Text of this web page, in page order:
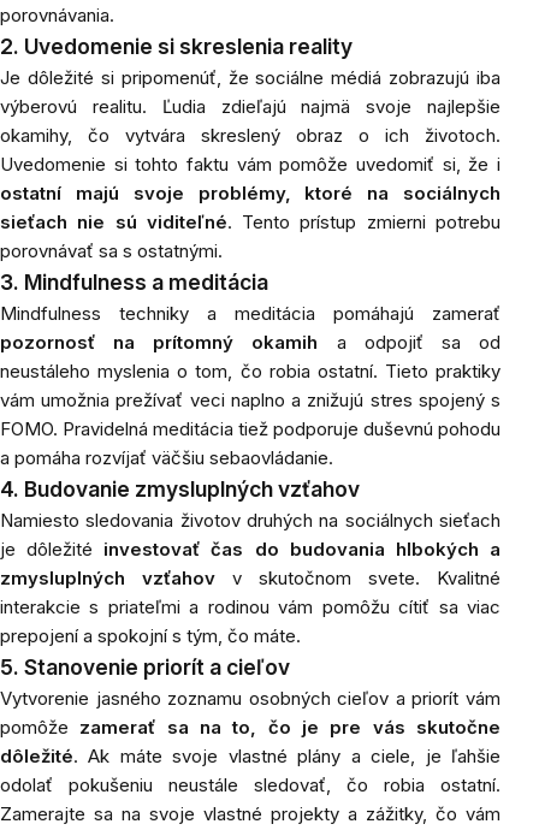
porovnávania.
2. Uvedomenie si skreslenia reality
Je dôležité si pripomenúť, že sociálne médiá zobrazujú iba
výberovú realitu. Ľudia zdieľajú najmä svoje najlepšie
okamihy, čo vytvára skreslený obraz o ich životoch.
Uvedomenie si tohto faktu vám pomôže uvedomiť si, že i
ostatní majú svoje problémy, ktoré na sociálnych
sieťach nie sú viditeľné. Tento prístup zmierni potrebu
porovnávať sa s ostatnými.
3. Mindfulness a meditácia
Mindfulness techniky a meditácia pomáhajú zamerať
pozornosť na prítomný okamih a odpojiť sa od
neustáleho myslenia o tom, čo robia ostatní. Tieto praktiky
vám umožnia prežívať veci naplno a znižujú stres spojený s
FOMO. Pravidelná meditácia tiež podporuje duševnú pohodu
a pomáha rozvíjať väčšiu sebaovládanie.
4. Budovanie zmysluplných vzťahov
Namiesto sledovania životov druhých na sociálnych sieťach
je dôležité investovať čas do budovania hlbokých a
zmysluplných vzťahov v skutočnom svete. Kvalitné
interakcie s priateľmi a rodinou vám pomôžu cítiť sa viac
prepojení a spokojní s tým, čo máte.
5. Stanovenie priorít a cieľov
Vytvorenie jasného zoznamu osobných cieľov a priorít vám
pomôže zamerať sa na to, čo je pre vás skutočne
dôležité. Ak máte svoje vlastné plány a ciele, je ľahšie
odolať pokušeniu neustále sledovať, čo robia ostatní.
Zamerajte sa na svoje vlastné projekty a zážitky, čo vám